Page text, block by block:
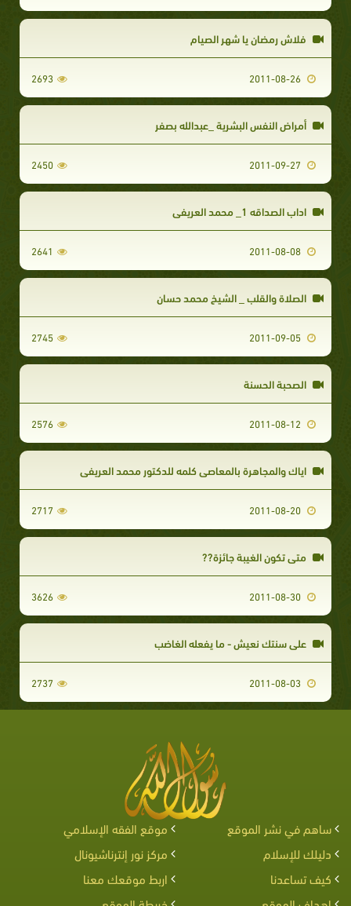
فلاش رمضان يا شهر الصيام
2693
أمراض النفس البشرية _عبدالله بصفر
2450
اداب الصداقه 1_ محمد العريفي
2641
الصلاة والقلب _ الشيخ محمد حسان
2745
الصحبة الحسنة
2576
اياك والمجاهرة بالمعاصي كلمه للدكتور محمد العريفي
2717
متى تكون الغيبة جائزة??
3626
على سنتك نعيش - ما يفعله الغاضب
2737
ساهم في نشر الموقع
موقع الفقه الإسلامي
دليلك للإسلام
مركز نور إنترناشيونال
كيف تساعدنا
اربط موقعك معنا